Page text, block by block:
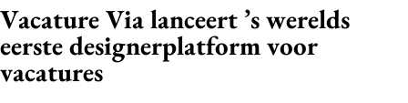
Download de app
Volg het laatste nieuws via de Adformatie
Vacature Via lanceert ’s werelds
eerste designerplatform voor
vacatures